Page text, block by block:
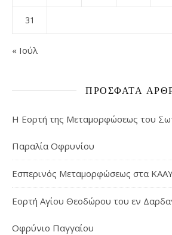
31
« Ιούλ
ΠΡΌΣΦΑΤΑ
Η Εορτή της Μεταμορφώσεως του
Παραλία Οφρυνίου
Εσπερινός Μεταμορφώσεως στα
Εορτή Αγίου Θεοδώρου του εν
Οφρύνιο Παγγαίου